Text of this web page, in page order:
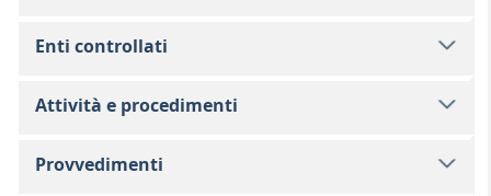
Enti controllati
Attività e procedimenti
Provvedimenti